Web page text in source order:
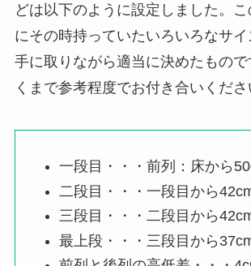
どは以下のように設定しました。
にその時持っていたいろいろなサ
手に取りながら適当に決めたもの
くまで参考程度でお付き合いくださ
一段目・・・前列：床から
二段目・・・一段目から
三段目・・・二段目から
最上段・・・三段目から